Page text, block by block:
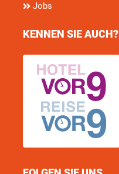
Jobs
KENNEN SIE AUCH?